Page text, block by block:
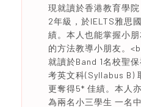
現就讀於香港教育學
2年級，於IELTS雅思
績。本人也能掌握小
的方法教導小朋友。
就讀於Band 1名校聖
考英文科(Syllabus B)
更奪得5* 佳績。本人
為兩名小三學生 一名